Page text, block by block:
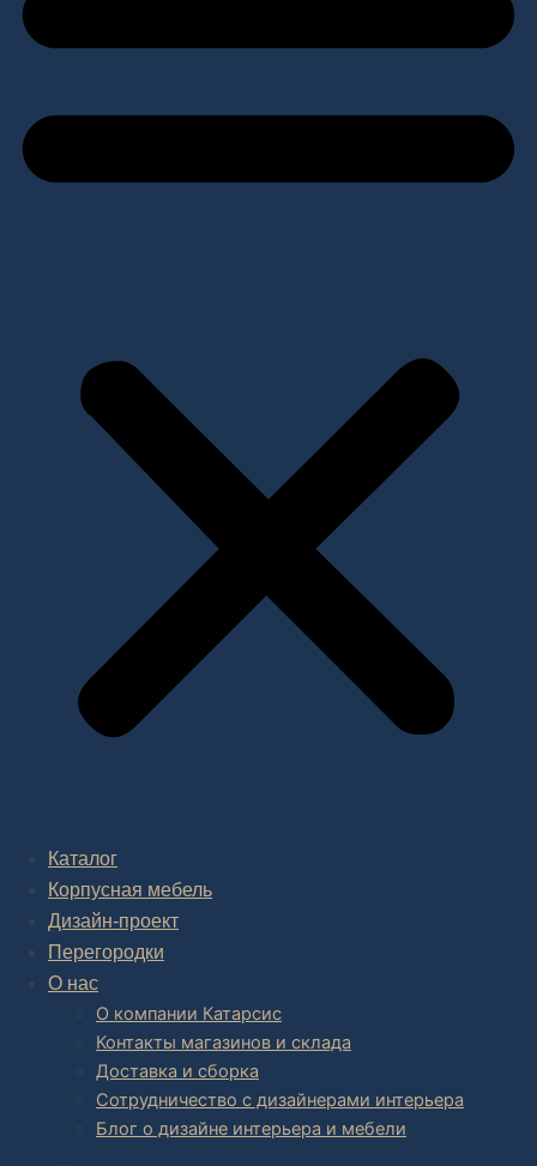
Каталог
Корпусная мебель
Дизайн-проект
Перегородки
О нас
О компании Катарсис
Контакты магазинов и склада
Доставка и сборка
Сотрудничество с дизайнерами интерьера
Блог о дизайне интерьера и мебели
дизайн проекта интерьера,
В салоне мебелииинтернет магазине дизайнерской мебели
есть и готовые товары, которые можем доставить уже сегодня, и
корпусная мебель на заказ, включая кухни.